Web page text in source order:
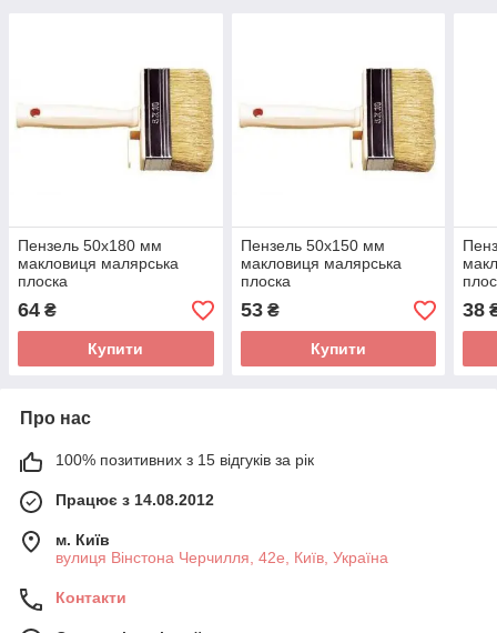
Пензель 50х180 мм
макловиця малярська
плоска
64 ₴
Купити
Пензель 50х150 мм
макловиця малярська
плоска
53₴
Купити
38
Про нас
100% позитивних з 15 відгуків за рік
Працює з 14.08.2012
м. Київ
вулиця Вінстона Черчилля, 42е, Київ, Україна
Контакти